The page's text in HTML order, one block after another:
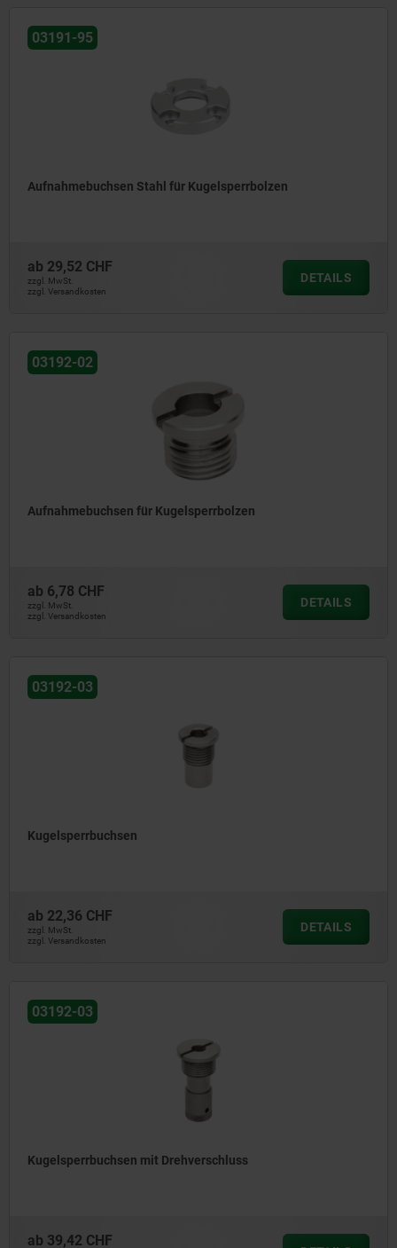
03191-95
Aufnahmebuchsen Stahl für Kugelsperrbolzen
ab 29,52 CHF
zzgl. MwSt.
zzgl. Versandkosten
DETAILS
03192-02
Aufnahmebuchsen für Kugelsperrbolzen
ab 6,78 CHF
zzgl. MwSt.
zzgl. Versandkosten
DETAILS
03192-03
Kugelsperrbuchsen
ab 22,36 CHF
zzgl. MwSt.
zzgl. Versandkosten
DETAILS
03192-03
Kugelsperrbuchsen mit Drehverschluss
ab 39,42 CHF